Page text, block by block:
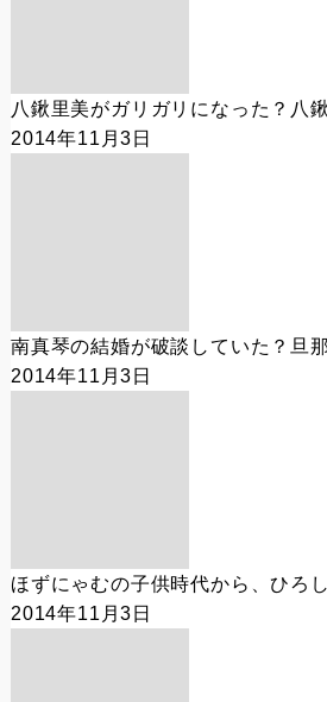
八鍬里美がガリガリになった？八
2014年11月3日
南真琴の結婚が破談していた？旦
2014年11月3日
ほずにゃむの子供時代から、ひろ
2014年11月3日